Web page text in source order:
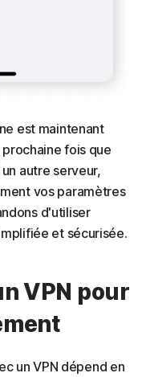
est maintenant
fois que
autre serveur,
vos paramètres
d'utiliser
et sécurisée.
VPN pour
un VPN dépend en